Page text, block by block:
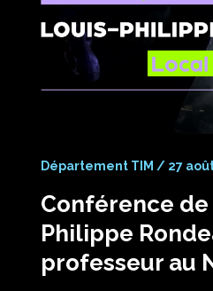
Département TIM / 27
Conférence
Philippe
professeur au